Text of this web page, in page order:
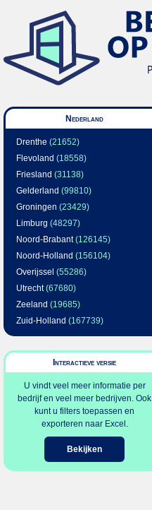
Nederland
Drenthe (21652)
Flevoland (18558)
Friesland (31138)
Gelderland (99810)
Groningen (23429)
Limburg (48297)
Noord-Brabant(126145)
Noord-Holland (156104)
Overijssel (55286)
Utrecht(67680)
Zeeland (19685)
Zuid-Holland (167739)
Interactieve versie
U vindt veel meer informatie per
bedrijf en veel meer bedrijven. Ook
kunt u filters toepassen en
exporteren naar Excel.
Bekijken